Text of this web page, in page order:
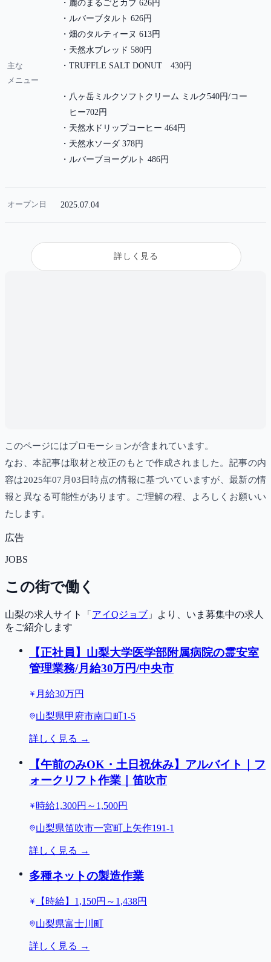
主な
メニュー
麓のまるごとカブ 626円
ルバーブタルト 626円
畑のタルティーヌ 613円
天然水ブレッド 580円
TRUFFLE SALT DONUT 430円
八ヶ岳ミルクソフトクリーム ミルク540円/コー
ヒー702円
天然水ドリップコーヒー 464円
天然水ソーダ 378円
ルバーブヨーグルト 486円
オープン日 2025.07.04
詳しく見る
このページにはプロモーションが含まれています。
なお、本記事は取材と校正のもとで作成されました。記事の内
容は2025年07月03日時点の情報に基づいていますが、最新の情
報と異なる可能性があります。ご理解の程、よろしくお願いい
たします。
広告
JOBS
この街で働く
山梨の求人サイト「 アイQジョブ 」より、いま募集中の求人
をご紹介します
【正社員】山梨大学医学部附属病院の霊安室
管理業務/月給30万円/中央市
月給30万円
山梨県甲府市南口町1-5
詳しく見る →
【午前のみOK・土日祝休み】アルバイト｜フ
ォークリフト作業｜笛吹市
時給1,300円～1,500円
山梨県笛吹市一宮町上矢作191-1
詳しく見る →
多種ネットの製造作業
【時給】1,150円～1,438円
山梨県富士川町
詳しく見る →